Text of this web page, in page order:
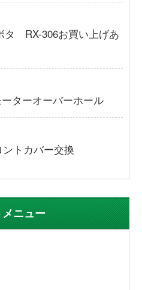
タ RX-306お買い上げあ
ターオーバーホール
トカバー交換
ニュー